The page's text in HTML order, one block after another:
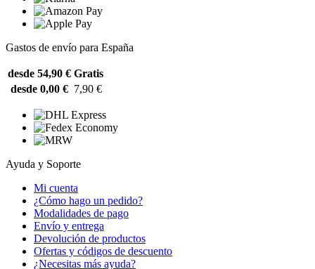
Gastos de envío para España
desde 54,90 € Gratis
desde 0,00 € 7,90 €
Ayuda y Soporte
Mi cuenta
¿Cómo hago un pedido?
Modalidades de pago
Envío y entrega
Devolución de productos
Ofertas y códigos de descuento
¿Necesitas más ayuda?